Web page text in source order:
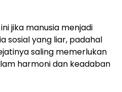
jika manusia menjadi
sosial yang liar, padahal
saling memerlukan
harmoni dan keadaban